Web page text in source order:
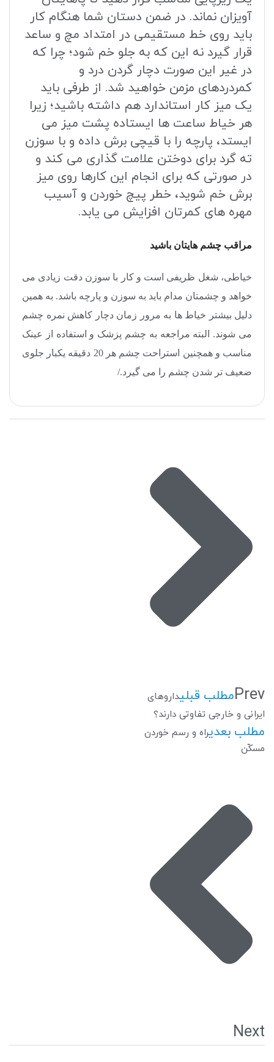
آویزان نماند. در ضمن دستان شما هنگام کار
باید روی خط مستقیمی در امتداد مچ و ساعد
قرار گیرد نه این که به جلو خم شود؛ چرا که
در غیر این صورت دچار گردن درد و
کمردردهای مزمن خواهید شد. از طرفی باید
یک میز کار استاندارد هم داشته باشید؛ زیرا
هر خیاط ساعت ها ایستاده پشت میز می
ایستد، پارچه را با قیچی برش داده و با سوزن
ته گرد برای دوختن علامت گذاری می کند و
در صورتی که برای انجام این کارها روی میز
برش خم شوید، خطر پیچ خوردن و آسیب
مهره های کمرتان افزایش می یابد.
مراقب چشم هایتان باشید
خیاطی، شغل ظریفی است و کار با سوزن دقت زیادی می
خواهد و چشمتان مدام باید به سوزن و پارچه باشد. به همین
دلیل بیشتر خیاط ها به مرور زمان دچار کاهش نمره چشم
می شوند. البته مراجعه به چشم پزشک و استفاده از عینک
مناسب و همچنین استراحت چشم هر 20 دقیقه یکبار جلوی
ضعیف تر شدن چشم را می گیرد./
Prevمطلب قبلیداروهای
ایرانی و خارجی تفاوتی دارند؟
مطلب بعدیراه و رسم خوردن
مسکّن
Next